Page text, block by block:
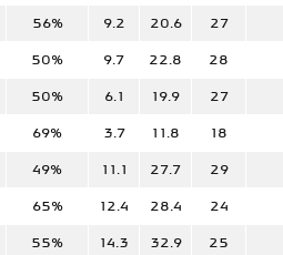
27
20.6
9.2
56%
28
22.8
9.7
50%
27
19.9
6.1
50%
18
11.8
3.7
69%
29
27.7
11.1
49%
24
28.4
12.4
65%
25
32.9
14.3
55%